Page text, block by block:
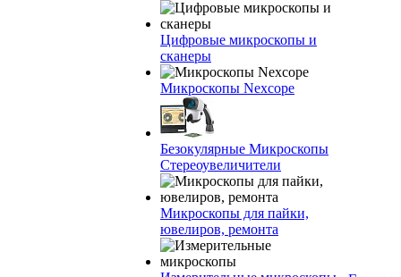
Цифровые микроскопы и
сканеры
Микроскопы Nexcope
Безокулярные Микроскопы
Стереоувеличители
Микроскопы для пайки,
ювелиров, ремонта